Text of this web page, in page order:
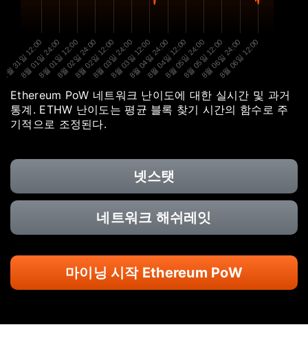
7월 31일 12:00
8월 01일 24:00
8월 01일 12:00
8월 02일 24:00
8월 02일 12:00
8월 03일 24:00
8월 03일 12:00
8월 04일 24:00
8월 04일 12:00
8월 05일 24:00
8월 05일 12:00
8월 06일 24:00
8월 06일 12:00
Ethereum PoW 네트워크 난이도에 대한 실시간 및 과거
통계. ETHW 난이도는 평균 블록 찾기 시간의 함수로 주
기적으로 조정된다.
넷스탯
네트워크 해쉬레잇
마이닝 시작 Ethereum PoW